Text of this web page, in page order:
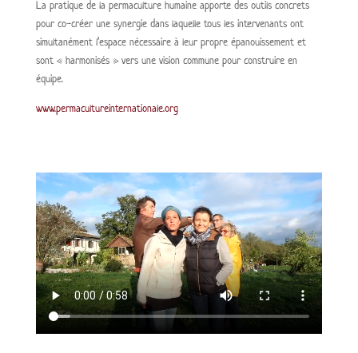
La pratique de la permaculture humaine apporte des outils concrets
pour co-créer une synergie dans laquelle tous les intervenants ont
simultanément l’espace nécessaire à leur propre épanouissement et
sont « harmonisés » vers une vision commune pour construire en
équipe.
www.permacultureinternationale.org